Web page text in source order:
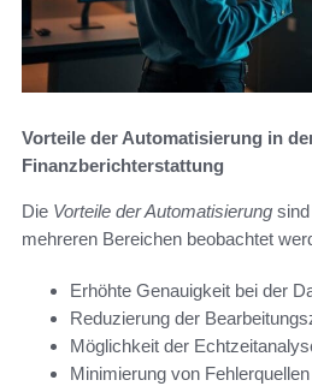
Vorteile der Automatisierung in
Finanzberichterstattung
Die Vorteile der Automatisierung
mehreren Bereichen beobachtet
Erhöhte Genauigkeit bei der
Reduzierung der
Möglichkeit der
Minimierung von